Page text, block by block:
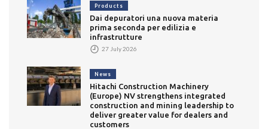
Products
Dai depuratori una nuova materia
prima seconda per edilizia e
infrastrutture
27 July 2026
News
Hitachi Construction Machinery
(Europe) NV strengthens integrated
construction and mining leadership to
deliver greater value for dealers and
customers